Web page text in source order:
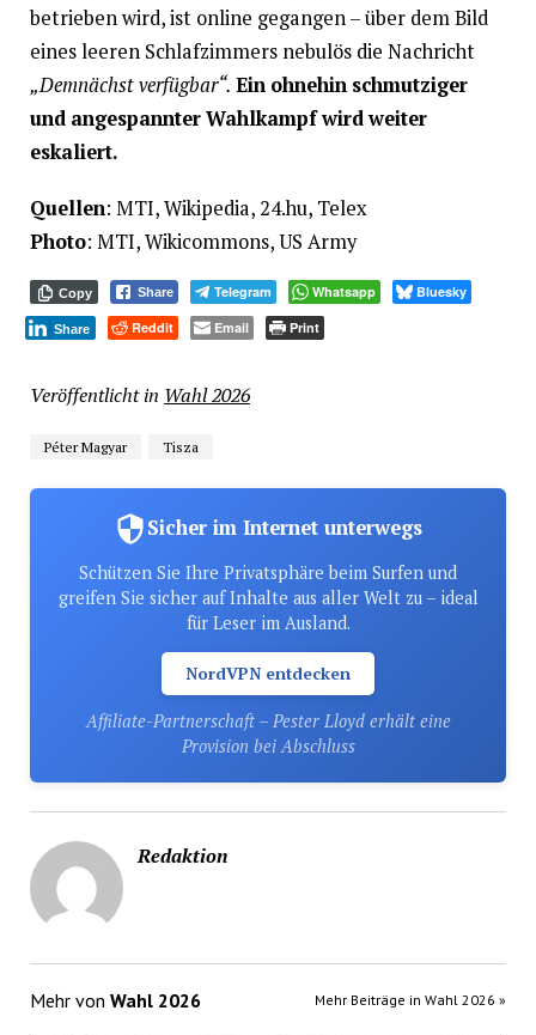
betrieben wird, ist online gegangen – über dem Bild
eines leeren Schlafzimmers nebulös die Nachricht
„Demnächst verfügbar“. Ein ohnehin schmutziger
und angespannter Wahlkampf wird weiter
eskaliert.
Quellen: MTI, Wikipedia, 24.hu, Telex
Photo: MTI, Wikicommons, US Army
Copy Share Telegram Whatsapp Bluesky
Share Reddit Email Print
Veröffentlicht in Wahl 2026
Péter Magyar Tisza
Sicher im Internet unterwegs
Schützen Sie Ihre Privatsphäre beim Surfen und
greifen Sie sicher auf Inhalte aus aller Welt zu – ideal
für Leser im Ausland.
NordVPN entdecken
Affiliate-Partnerschaft – Pester Lloyd erhält eine
Provision bei Abschluss
Redaktion
Mehr von Wahl 2026 Mehr Beiträge in Wahl 2026 »